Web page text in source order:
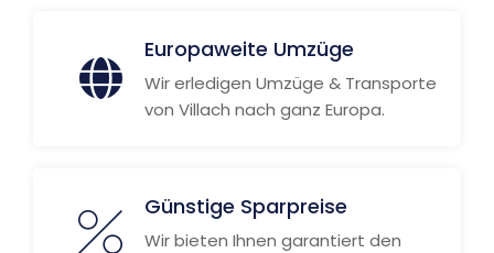
Europaweite Umzüge
Wir erledigen Umzüge & Transporte
von Villach nach ganz Europa.
Günstige Sparpreise
Wir bieten Ihnen garantiert den